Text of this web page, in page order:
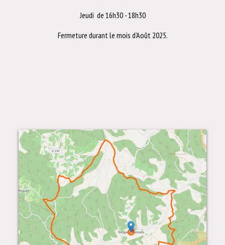
Jeudi de 16h30 - 18h30
Fermeture durant le mois d'Août 2025.